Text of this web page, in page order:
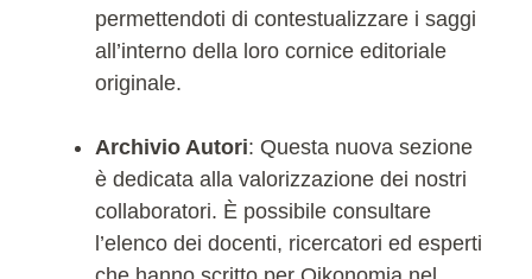
permettendoti di contestualizzare i saggi
all’interno della loro cornice editoriale
originale.
Archivio Autori: Questa nuova sezione
è dedicata alla valorizzazione dei nostri
collaboratori. È possibile consultare
l’elenco dei docenti, ricercatori ed esperti